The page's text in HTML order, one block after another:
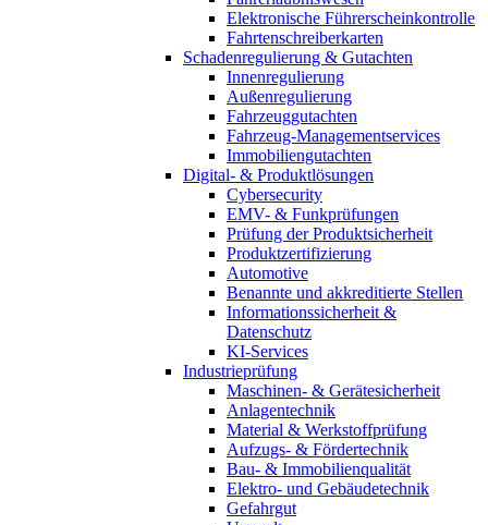
Elektronische Führerscheinkontrolle
Fahrtenschreiberkarten
Schadenregulierung & Gutachten
Innenregulierung
Außenregulierung
Fahrzeuggutachten
Fahrzeug-Managementservices
Immobiliengutachten
Digital- & Produktlösungen
Cybersecurity
EMV- & Funkprüfungen
Prüfung der Produktsicherheit
Produktzertifizierung
Automotive
Benannte und akkreditierte Stellen
Informationssicherheit &
Datenschutz
KI-Services
Industrieprüfung
Maschinen- & Gerätesicherheit
Anlagentechnik
Material & Werkstoffprüfung
Aufzugs- & Fördertechnik
Bau- & Immobilienqualität
Elektro- und Gebäudetechnik
Gefahrgut